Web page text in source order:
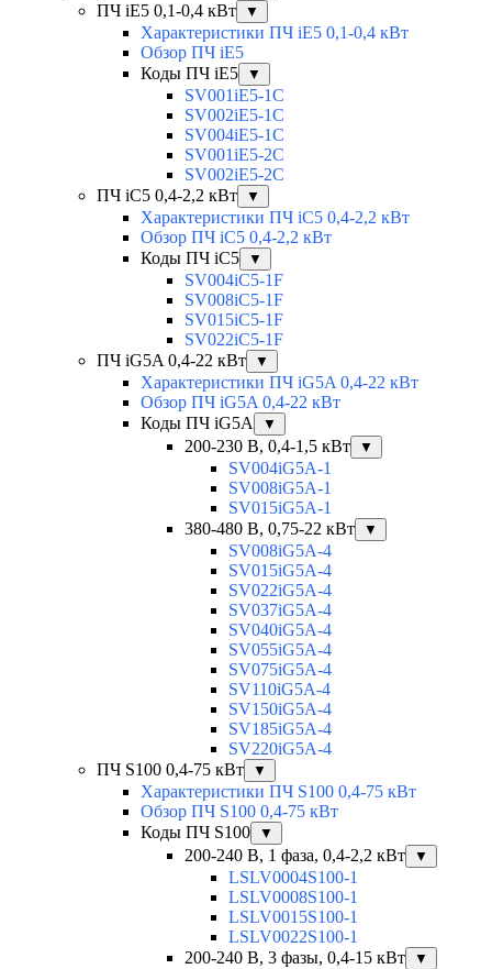
ПЧ iE5 0,1-0,4 кВт ▼
Характеристики ПЧ iE5 0,1-0,4 кВт
Обзор ПЧ iE5
Коды ПЧ iE5
▼
SV001iE5-1C
SV002iE5-1C
SV004iE5-1C
SV001iE5-2C
SV002iE5-2C
ПЧ iC5 0,4-2,2 кВт
▼
Характеристики ПЧ iC5 0,4-2,2 кВт
Обзор ПЧ iC5 0,4-2,2 кВт
Коды ПЧ iC5
▼
SV004iC5-1F
SV008iC5-1F
SV015iC5-1F
SV022iC5-1F
ПЧ iG5A 0,4-22 кВт
▼
Характеристики ПЧ iG5A 0,4-22 кВт
Обзор ПЧ iG5A 0,4-22 кВт
Коды ПЧ iG5A
▼
200-230 В, 0,4-1,5 кВт ▼
SV004iG5A-1
SV008iG5A-1
SV015iG5A-1
380-480 В, 0,75-22 кВт
▼
SV008iG5A-4
SV015iG5A-4
SV022iG5A-4
SV037iG5A-4
SV040iG5A-4
SV055iG5A-4
SV075iG5A-4
SV110iG5A-4
SV150iG5A-4
SV185iG5A-4
SV220iG5A-4
ПЧ S100 0,4-75 кВт
▼
Характеристики ПЧ S100 0,4-75 кВт
Обзор ПЧ S100 0,4-75 кВт
Коды ПЧ S100
▼
200-240 В, 1 фаза, 0,4-2,2 кВт ▼
LSLV0004S100-1
LSLV0008S100-1
LSLV0015S100-1
LSLV0022S100-1
200-240 В, 3 фазы, 0,4-15 кВт
▼